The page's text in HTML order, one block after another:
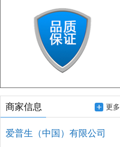
商家信息 更多
爱普生（中国）有限公司